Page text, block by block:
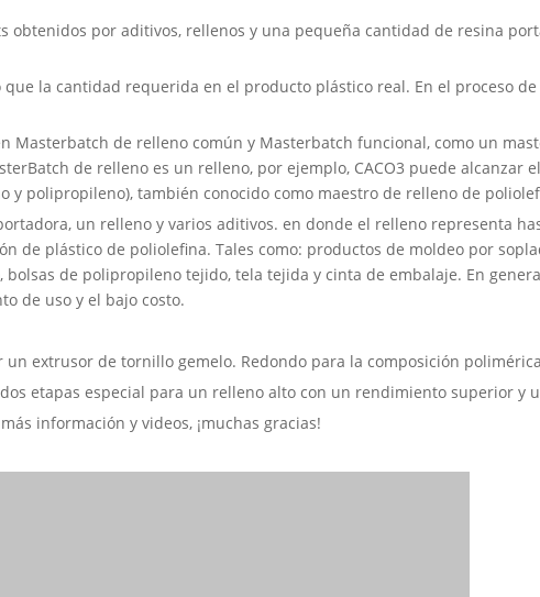
obtenidos por aditivos, rellenos y una pequeña cantidad de resina
la cantidad requerida en el producto plástico real. En el proceso
Masterbatch de relleno común y Masterbatch funcional, como un
de relleno es un relleno, por ejemplo, CACO3 puede alcanzar
y polipropileno), también conocido como maestro de relleno de
un relleno y varios aditivos. en donde el relleno representa
de plástico de poliolefina. Tales como: productos de moldeo por
de polipropileno tejido, tela tejida y cinta de embalaje. En
de uso y el bajo costo.
extrusor de tornillo gemelo. Redondo para la composición
etapas especial para un relleno alto con un rendimiento superior y
información y videos, ¡muchas gracias!